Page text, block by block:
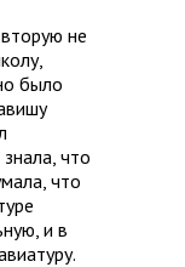
не
было
что
что
и в